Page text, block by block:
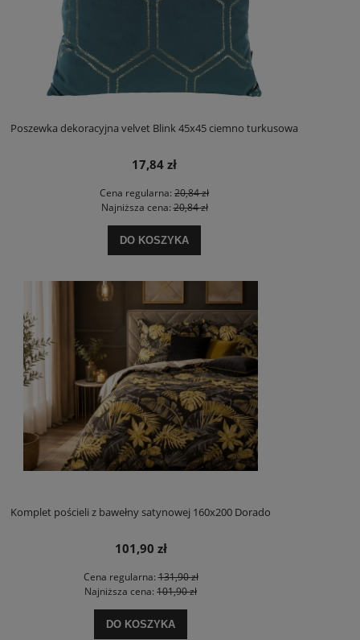
Poszewka dekoracyjna velvet Blink 45x45 ciemno turkusowa
17,84 zł
Cena regularna: 20,84 zł
Najniższa cena:20,84 zł
DO KOSZYKA
Komplet pościeli z bawełny satynowej 160x200 Dorado
101,90 zł
Cena regularna:131,90 zł
Najniższa cena: 101,90 zł
DO KOSZYKA